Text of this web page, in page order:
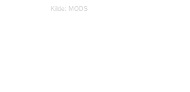
Kilde: MODS